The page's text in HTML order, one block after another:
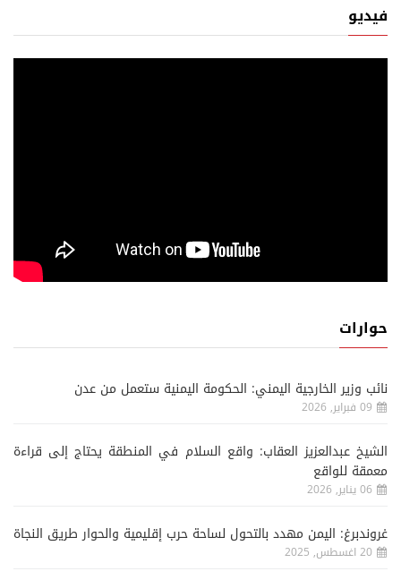
فيديو
حوارات
نائب وزير الخارجية اليمني: الحكومة اليمنية ستعمل من عدن
09 فبراير, 2026
الشيخ عبدالعزيز العقاب: واقع السلام في المنطقة يحتاج إلى قراءة
معمقة للواقع
06 يناير, 2026
غروندبرغ: اليمن مهدد بالتحول لساحة حرب إقليمية والحوار طريق النجاة
20 اغسطس, 2025